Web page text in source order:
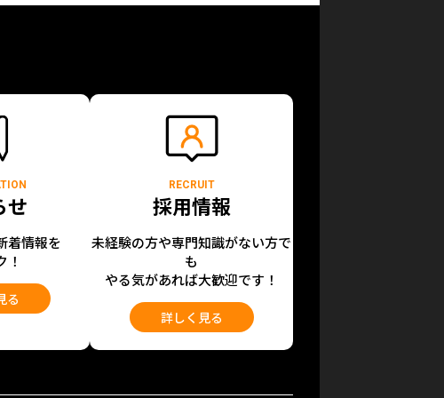
せ
着情報を
！
る
RECRUIT
採用情報
未経験の方や専門知識がない方で
も
やる気があれば大歓迎です！
詳しく見る